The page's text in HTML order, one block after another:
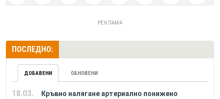
РЕКЛАМА
ПОСЛЕДНО:
ДОБАВЕНИ ОБНОВЕНИ
18.03.
Кръвно налягане артериално понижено